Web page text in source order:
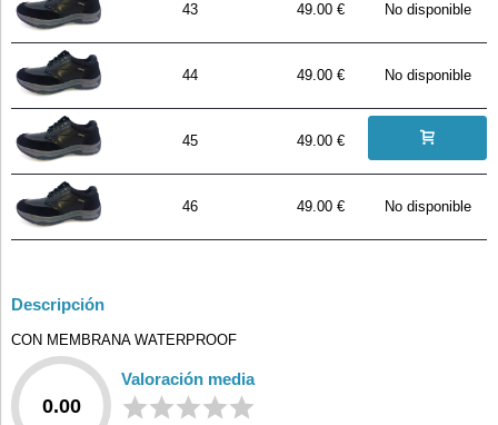
43 49.00 € No disponible
44 49.00 € No disponible
45 49.00 €
46 49.00 € No disponible
Descripción
CON MEMBRANA WATERPROOF
0.00
Valoración media